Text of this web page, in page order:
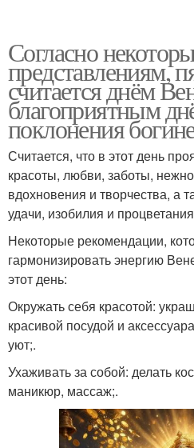
Согласно
представлениям,
считается днём
благоприятным
поклонения
Считается, что в этот день
красоты, любви, заботы,
вдохновения и творчества, а
удачи, изобилия и
Некоторые рекомендации,
гармонизировать энергию
этот день:
Окружать себя красотой:
красивой посудой и
уют;.
Ухаживать за собой: делать
маникюр, массаж;.